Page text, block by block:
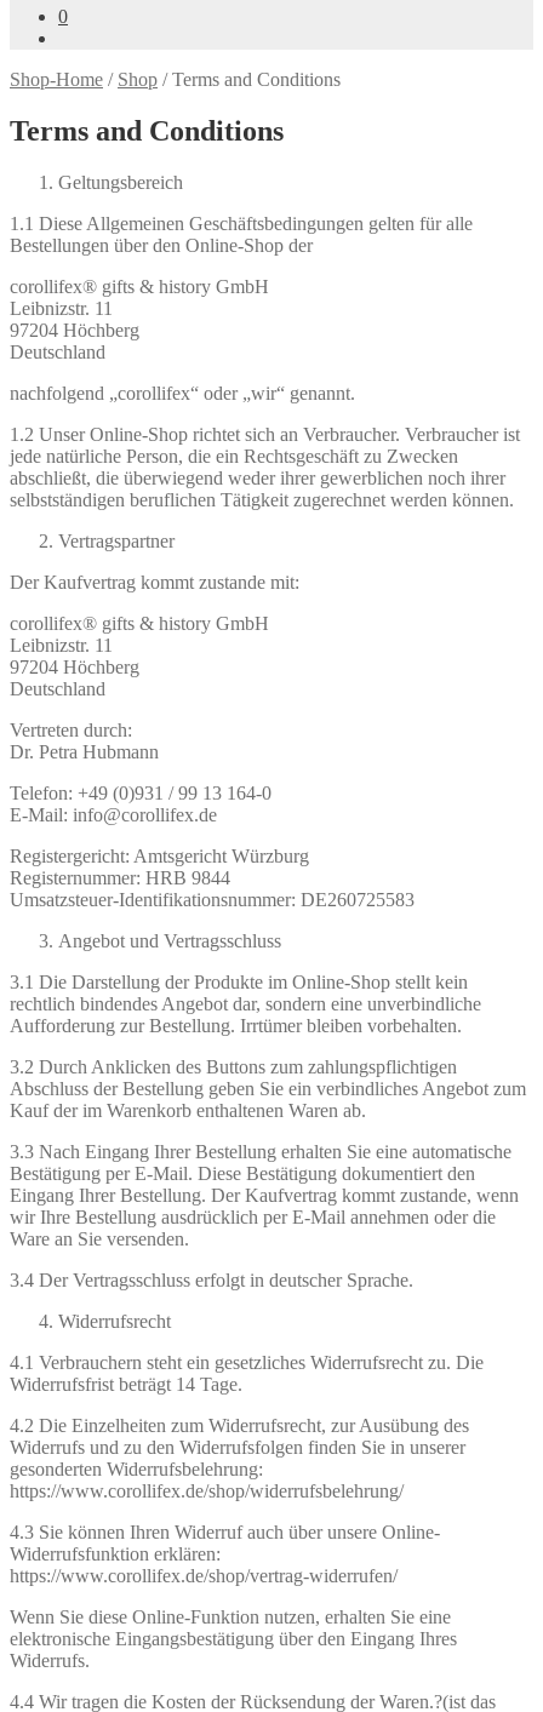
0
Shop-Home / Shop / Terms and Conditions
Terms and Conditions
Geltungsbereich
1.1 Diese Allgemeinen Geschäftsbedingungen gelten für alle
Bestellungen über den Online-Shop der
corollifex® gifts & history GmbH
Leibnizstr. 11
97204 Höchberg
Deutschland
nachfolgend „corollifex“ oder „wir“ genannt.
1.2 Unser Online-Shop richtet sich an Verbraucher. Verbraucher ist
jede natürliche Person, die ein Rechtsgeschäft zu Zwecken
abschließt, die überwiegend weder ihrer gewerblichen noch ihrer
selbstständigen beruflichen Tätigkeit zugerechnet werden können.
Vertragspartner
Der Kaufvertrag kommt zustande mit:
corollifex® gifts & history GmbH
Leibnizstr. 11
97204 Höchberg
Deutschland
Vertreten durch:
Dr. Petra Hubmann
Telefon: +49 (0)931 / 99 13 164-0
E-Mail: info@corollifex.de
Registergericht: Amtsgericht Würzburg
Registernummer: HRB 9844
Umsatzsteuer-Identifikationsnummer: DE260725583
Angebot und Vertragsschluss
3.1 Die Darstellung der Produkte im Online-Shop stellt kein
rechtlich bindendes Angebot dar, sondern eine unverbindliche
Aufforderung zur Bestellung. Irrtümer bleiben vorbehalten.
3.2 Durch Anklicken des Buttons zum zahlungspflichtigen
Abschluss der Bestellung geben Sie ein verbindliches Angebot zum
Kauf der im Warenkorb enthaltenen Waren ab.
3.3 Nach Eingang Ihrer Bestellung erhalten Sie eine automatische
Bestätigung per E-Mail. Diese Bestätigung dokumentiert den
Eingang Ihrer Bestellung. Der Kaufvertrag kommt zustande, wenn
wir Ihre Bestellung ausdrücklich per E-Mail annehmen oder die
Ware an Sie versenden.
3.4 Der Vertragsschluss erfolgt in deutscher Sprache.
Widerrufsrecht
4.1 Verbrauchern steht ein gesetzliches Widerrufsrecht zu. Die
Widerrufsfrist beträgt 14 Tage.
4.2 Die Einzelheiten zum Widerrufsrecht, zur Ausübung des
Widerrufs und zu den Widerrufsfolgen finden Sie in unserer
gesonderten Widerrufsbelehrung:
https://www.corollifex.de/shop/widerrufsbelehrung/
4.3 Sie können Ihren Widerruf auch über unsere Online-
Widerrufsfunktion erklären:
https://www.corollifex.de/shop/vertrag-widerrufen/
Wenn Sie diese Online-Funktion nutzen, erhalten Sie eine
elektronische Eingangsbestätigung über den Eingang Ihres
Widerrufs.
4.4 Wir tragen die Kosten der Rücksendung der Waren.?(ist das